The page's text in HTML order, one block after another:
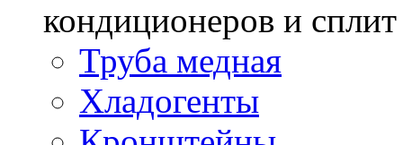
кондиционеров и
Труба медная
Хладогенты